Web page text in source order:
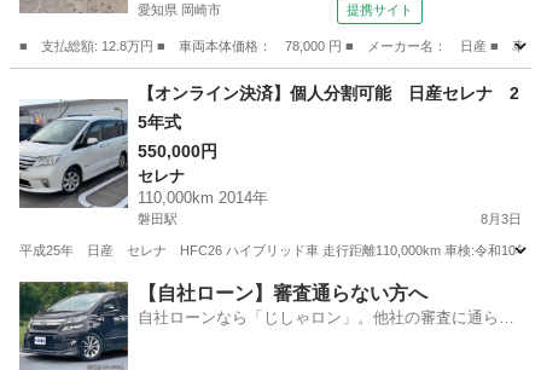
愛知県 岡崎市 提携サイト
■ 支払総額: 12.8万円 ■ 車両本体価格： 78,000 円 ■ メーカー名： 日産 ■
モコ
【オンライン決済】個人分割可能 日産セレナ 2
5年式
550,000円
セレナ
110,000km 2014年
磐田駅 8月3日
平成25年 日産 セレナ HFC26 ハイブリッド車 走行距離110,000km 車検:令和10年2
静岡 磐田市 磐田駅 セレナ
【自社ローン】審査通らない方へ
自社ローンなら「じしゃロン」。他社の審査に通らな